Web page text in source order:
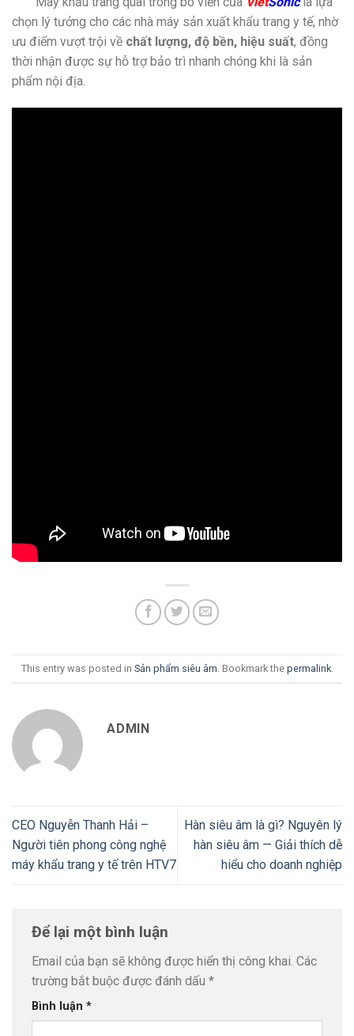
chọn lý tưởng cho các nhà máy sản xuất khẩu trang y tế, nhờ
ưu điểm vượt trội về chất lượng, độ bền, hiệu suất, đồng
thời nhận được sự hỗ trợ bảo trì nhanh chóng khi là sản
phẩm nội địa.
This entry was posted in Sản phẩm siêu âm . Bookmark the permalink.
ADMIN
CEO Nguyễn Thanh Hải –
Người tiên phong công nghệ
máy khẩu trang y tế trên HTV7
Hàn siêu âm là gì? Nguyên lý
hàn siêu âm — Giải thích dễ
hiểu cho doanh nghiệp
Để lại một bình luận
Email của bạn sẽ không được hiển thị công khai. Các
trường bắt buộc được đánh dấu *
Bình luận *